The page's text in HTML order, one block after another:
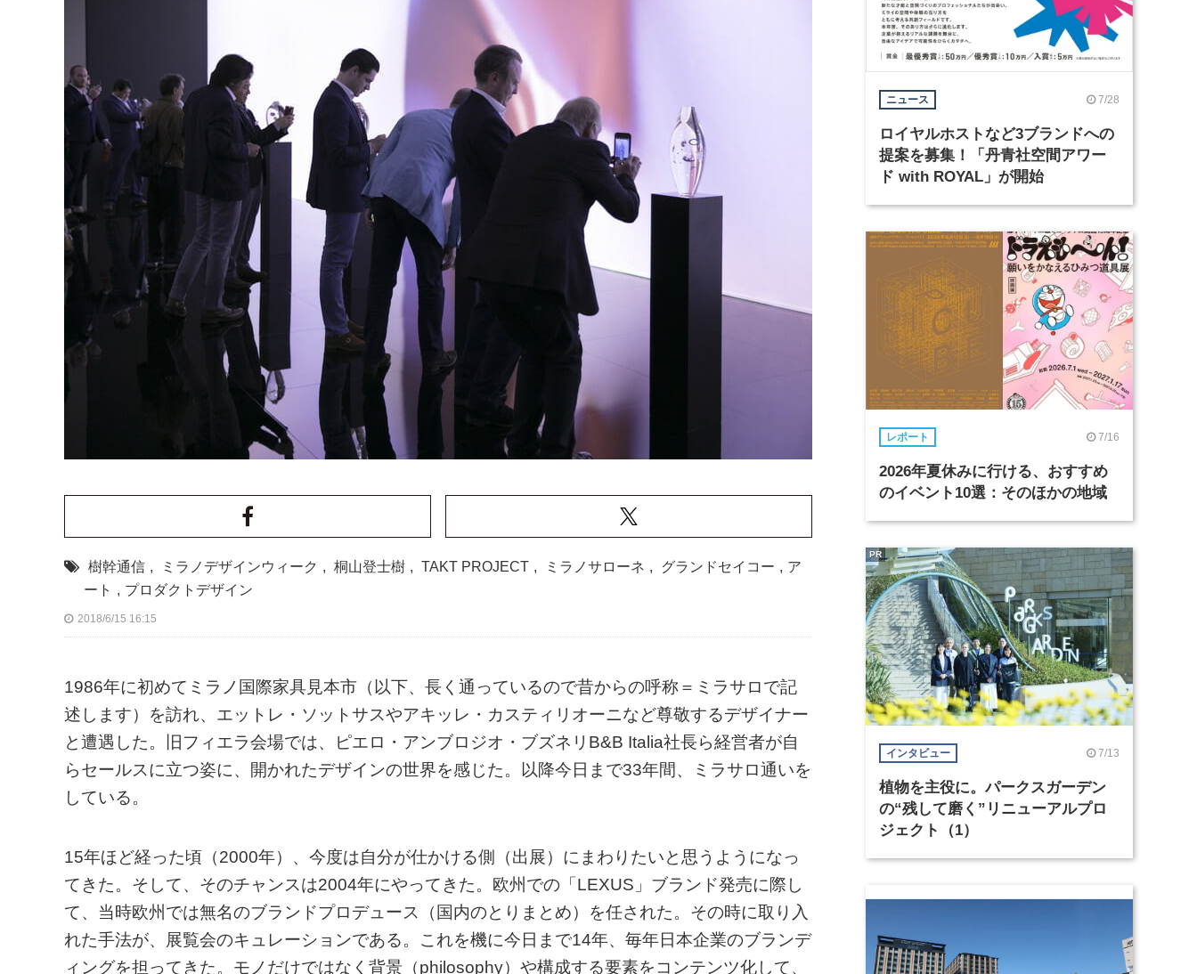
樹幹通信 , ミラノデザインウィーク , 桐山登士樹 , TAKT PROJECT , ミラノサローネ , グランドセイコー , ア
ート , プロダクトデザイン
2018/6/15 16:15
1986年に初めてミラノ国際家具見本市（以下、長く通っているので昔からの呼称＝ミラサロで記
述します）を訪れ、エットレ・ソットサスやアキッレ・カスティリオーニなど尊敬するデザイナー
と遭遇した。旧フィエラ会場では、ピエロ・アンブロジオ・ブズネリB&B Italia社長ら経営者が自
らセールスに立つ姿に、開かれたデザインの世界を感じた。以降今日まで33年間、ミラサロ通いを
している。
15年ほど経った頃（2000年）、今度は自分が仕かける側（出展）にまわりたいと思うようになっ
てきた。そして、そのチャンスは2004年にやってきた。欧州での「LEXUS」ブランド発売に際し
て、当時欧州では無名のブランドプロデュース（国内のとりまとめ）を任された。その時に取り入
れた手法が、展覧会のキュレーションである。これを機に今日まで14年、毎年日本企業のブランデ
ィングを担ってきた。モノだけではなく背景（philosophy）や構成する要素をコンテンツ化して、
ニュース 7/28
ロイヤルホストなど3ブランドへの
提案を募集！「丹青社空間アワー
ド with ROYAL」が開始
レポート 7/16
2026年夏休みに行ける、おすすめ
のイベント10選：そのほかの地域
インタビュー 7/13
植物を主役に。パークスガーデン
の“残して磨く”リニューアルプロ
ジェクト（1）
PR